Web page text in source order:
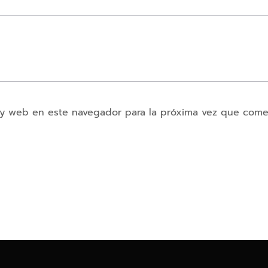
web en este navegador para la próxima vez que